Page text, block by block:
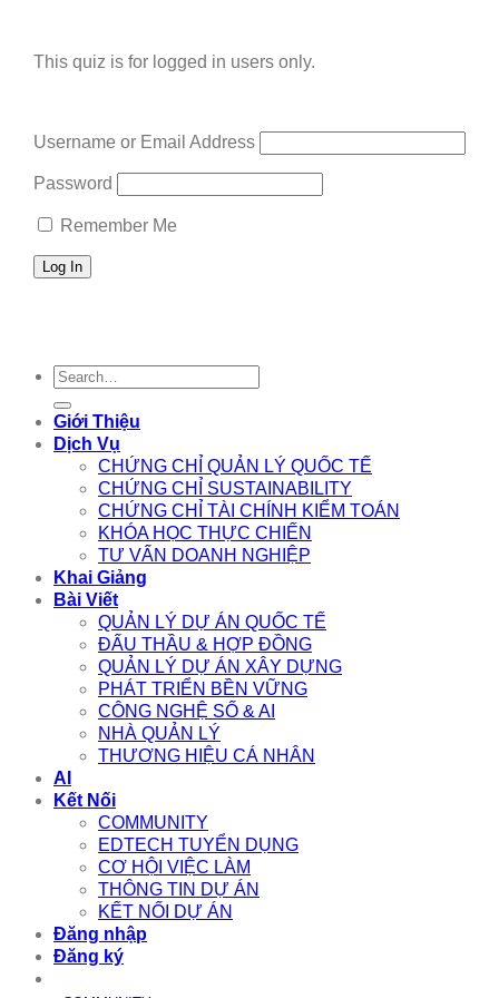
This quiz is for logged in users only.
Username or Email Address
Password
Remember Me
Search
Giới Thiệu
Dịch Vụ
CHỨNG CHỈ QUẢN LÝ QUỐC TẾ
CHỨNG CHỈ SUSTAINABILITY
CHỨNG CHỈ TÀI CHÍNH KIỂM TOÁN
KHÓA HỌC THỰC CHIẾN
TƯ VẤN DOANH NGHIỆP
Khai Giảng
Bài Viết
QUẢN LÝ DỰ ÁN QUỐC TẾ
ĐẤU THẦU & HỢP ĐỒNG
QUẢN LÝ DỰ ÁN XÂY DỰNG
PHÁT TRIỂN BỀN VỮNG
CÔNG NGHỆ SỐ & AI
NHÀ QUẢN LÝ
THƯƠNG HIỆU CÁ NHÂN
AI
Kết Nối
COMMUNITY
EDTECH TUYỂN DỤNG
CƠ HỘI VIỆC LÀM
THÔNG TIN DỰ ÁN
KẾT NỐI DỰ ÁN
Đăng nhập
Đăng ký